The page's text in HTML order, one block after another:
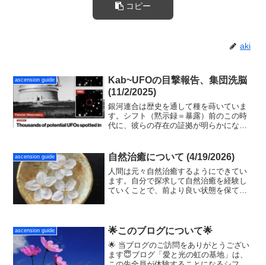
コピー
aki
ascension guide
Kab~UFOの目撃報告、集団洗脳
(11/2/2025)
銀河連合は歴史を通して種を蒔いていま
す。シフト（黙示録＝暴露）前のこの時
代に、彼らの存在の証拠が明らかになり
いは宇宙の周期によって向上するのでは
なく、銀河連合からの支援によります。
ascension guide 自然治癒について (4/19/2026)
人間は元々自然治癒するようにできてい
ます。自分で探求して自然治癒を経験し
ていくことで、前より良い状態を保てる
信が持てるようになります。
ascension guide 🌟このブログについて🌟
🌟 当ブログのご訪問をありがとうござい
ます😇ブログ「愛と光の虹の基地」は、